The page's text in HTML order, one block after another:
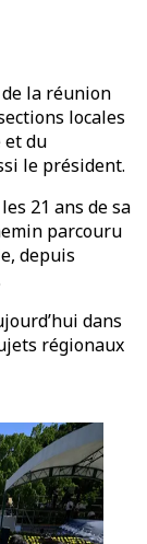
la réunion
locales
et du
le président.
21 ans de sa
parcouru
depuis
dans
régionaux